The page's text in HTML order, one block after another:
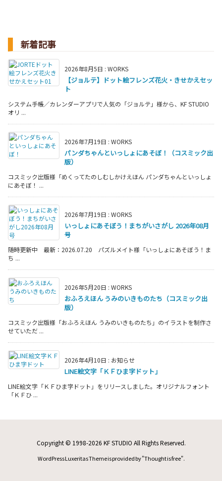
新着記事
2026年8月5日 : WORKS
【ジョルテ】ドット絵フレンズ花火・きせかえセッ
ト
システム手帳／カレンダーアプリで人気の「ジョルテ」様から、KF STUDIO
オリ ...
2026年7月19日 : WORKS
パンダちゃんといっしょにあそぼ！（コスミック出
版）
コスミック出版様「めくってたのしむしかけえほん パンダちゃんといっしょ
にあそぼ！ ...
2026年7月19日 : WORKS
いっしょにあそぼう！まちがいさがし 2026年08月
号
随時更新中 最新：2026.07.20 パズルメイト様「いっしょにあそぼう！ま
ち ...
2026年5月20日 : WORKS
おふろえほん うみのいきものたち（コスミック出
版）
コスミック出版様「おふろえほん うみのいきものたち」のイラストを制作さ
せていただ ...
2026年4月10日 : お知らせ
LINE絵文字「ＫＦひま字ドット」
LINE絵文字「ＫＦひま字ドット」をリリースしました。オリジナルフォント
「ＫＦひ ...
Copyright © 1998-2026 KF STUDIO All Rights Reserved.
WordPress Luxeritas Theme is provided by "Thought is free".